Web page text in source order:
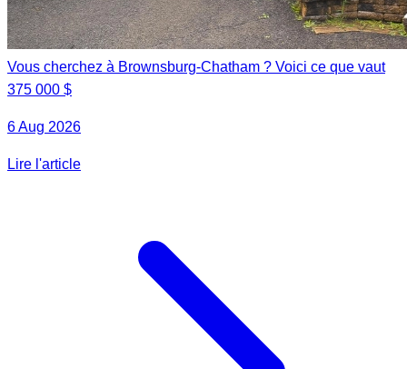
Vous cherchez à Brownsburg-Chatham ? Voici ce que vaut
375 000 $
6 Aug 2026
Lire l'article